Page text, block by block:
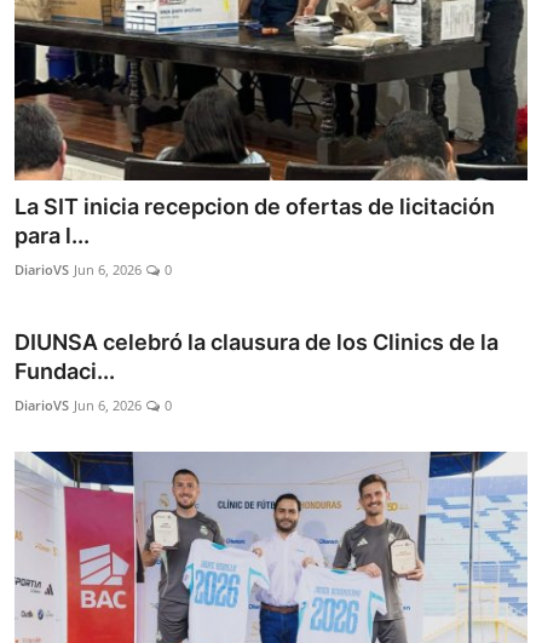
La SIT inicia recepcion de ofertas de licitación
para l...
DiarioVS Jun 6, 2026 0
DIUNSA celebró la clausura de los Clinics de la
Fundaci...
DiarioVS Jun 6, 2026 0